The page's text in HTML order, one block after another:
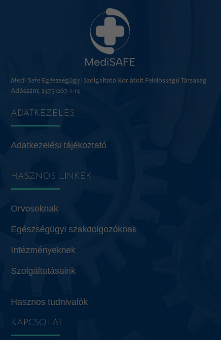
Medi-Safe Egészségügyi Szolgáltató Korlátolt Felelősségű Társaság
Adószám: 24751267-1-14
ADATKEZELÉS
Adatkezelési tájékoztató
HASZNOS LINKEK
Orvosoknak
Egészségügyi szakdolgozóknak
Intézményeknek
Szolgáltatásaink
Hasznos tudnivalók
KAPCSOLAT